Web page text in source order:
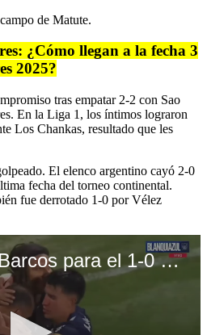
de Matute.
¿Cómo llegan a la fecha 3
2025?
tras empatar 2-2 con Sao
En la Liga 1, los íntimos lograron
Los Chankas, resultado que les
El elenco argentino cayó 2-0
fecha del torneo continental.
fue derrotado 1-0 por Vélez
Gol de Hernán Barcos para el 1-0 de Alianza Lima vs. Los Chankas por la Liga 1 2025 (Video: Liga 1 MAX).